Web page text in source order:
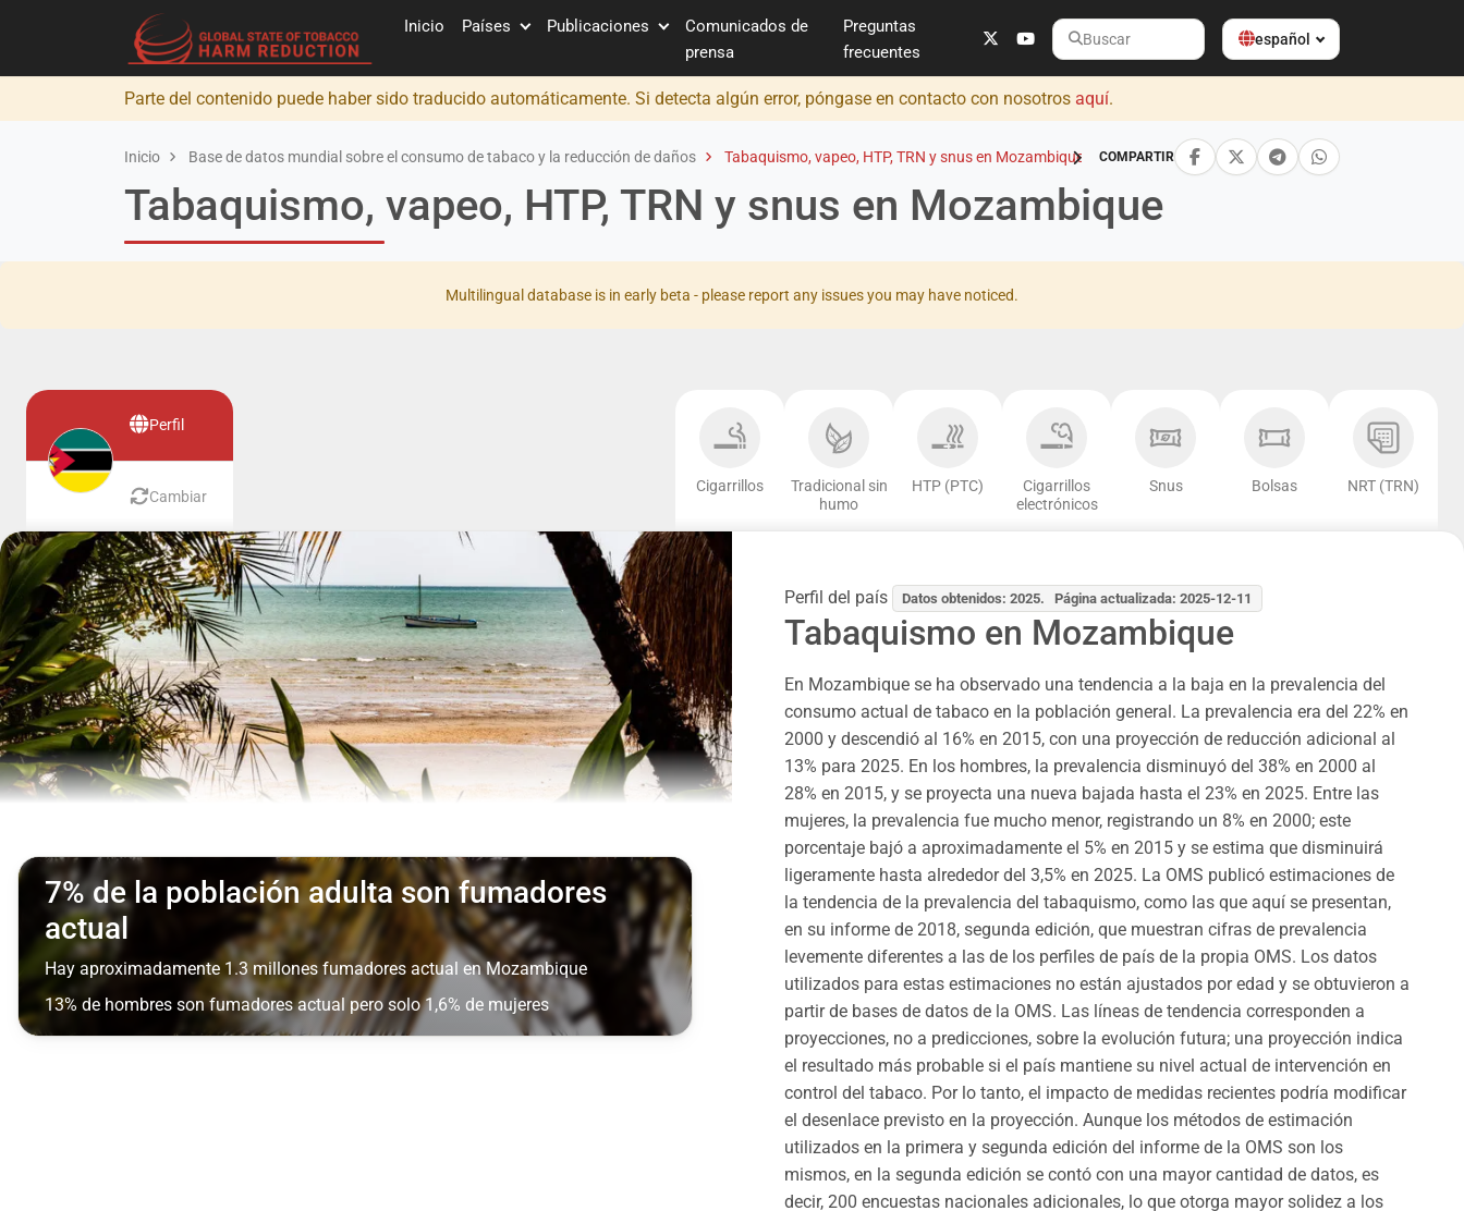
Inicio Países Publicaciones
Comunicados de
prensa
Preguntas
frecuentes
Buscar
español
Parte del contenido puede haber sido traducido automáticamente. Si detecta algún error, póngase en contacto con nosotros aquí.
Inicio Base de datos mundial sobre el consumo de tabaco y la reducción de daños Tabaquismo, vapeo, HTP, TRN y snus en Mozambique COMPARTIR
Tabaquismo, vapeo, HTP, TRN y snus en Mozambique
Multilingual database is in early beta - please report any issues you may have noticed.
Perfil
Cambiar
Cigarrillos
Tradicional sin
humo
HTP (PTC)
Cigarrillos
electrónicos
Snus Bolsas NRT (TRN)
7% de la población adulta son fumadores
actual
Hay aproximadamente 1.3 millones fumadores actual en Mozambique
13% de hombres son fumadores actual pero solo 1,6% de mujeres
Perfil del país Datos obtenidos: 2025. Página actualizada: 2025-12-11
Tabaquismo en Mozambique
En Mozambique se ha observado una tendencia a la baja en la prevalencia del
consumo actual de tabaco en la población general. La prevalencia era del 22% en
2000 y descendió al 16% en 2015, con una proyección de reducción adicional al
13% para 2025. En los hombres, la prevalencia disminuyó del 38% en 2000 al
28% en 2015, y se proyecta una nueva bajada hasta el 23% en 2025. Entre las
mujeres, la prevalencia fue mucho menor, registrando un 8% en 2000; este
porcentaje bajó a aproximadamente el 5% en 2015 y se estima que disminuirá
ligeramente hasta alrededor del 3,5% en 2025. La OMS publicó estimaciones de
la tendencia de la prevalencia del tabaquismo, como las que aquí se presentan,
en su informe de 2018, segunda edición, que muestran cifras de prevalencia
levemente diferentes a las de los perfiles de país de la propia OMS. Los datos
utilizados para estas estimaciones no están ajustados por edad y se obtuvieron a
partir de bases de datos de la OMS. Las líneas de tendencia corresponden a
proyecciones, no a predicciones, sobre la evolución futura; una proyección indica
el resultado más probable si el país mantiene su nivel actual de intervención en
control del tabaco. Por lo tanto, el impacto de medidas recientes podría modificar
el desenlace previsto en la proyección. Aunque los métodos de estimación
utilizados en la primera y segunda edición del informe de la OMS son los
mismos, en la segunda edición se contó con una mayor cantidad de datos, es
decir, 200 encuestas nacionales adicionales, lo que otorga mayor solidez a los